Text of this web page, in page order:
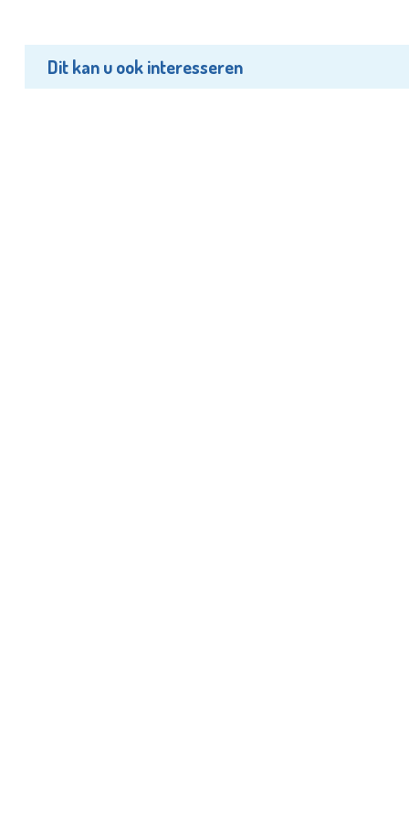
Dit kan u ook interesseren